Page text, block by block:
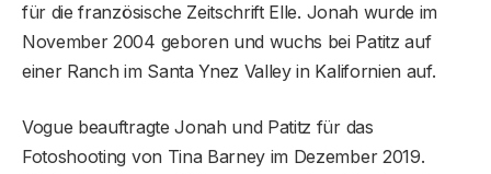
für die französische Zeitschrift Elle. Jonah wurde im
November 2004 geboren und wuchs bei Patitz auf
einer Ranch im Santa Ynez Valley in Kalifornien auf.
Vogue beauftragte Jonah und Patitz für das
Fotoshooting von Tina Barney im Dezember 2019.